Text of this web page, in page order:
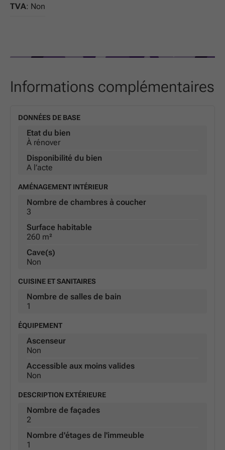
caractère indicatif et non contractuel.
TVA: Non
Informations complémentaires
DONNÉES DE BASE
Etat du bien
À rénover
Disponibilité du bien
A l’acte
AMÉNAGEMENT INTÉRIEUR
Nombre de chambres à coucher
3
Surface habitable
260 m²
Cave(s)
Non
CUISINE ET SANITAIRES
Nombre de salles de bain
1
ÉQUIPEMENT
Ascenseur
Non
Accessible aux moins valides
Non
DESCRIPTION EXTÉRIEURE
Nombre de façades
2
Nombre d'étages de l'immeuble
1